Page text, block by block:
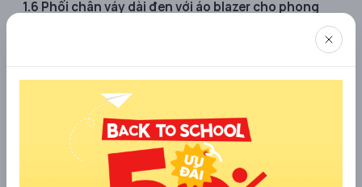
1.6 Phối chân váy dài đen với áo blazer cho phong
váy dài đen với áo blazer. Áo blazer tạo nên vẻ ngoài chỉn chu,
gặp gỡ đối tác. Bạn có thể chọn áo blazer đơn sắc hoặc có
những chi tiết như họa tiết kẻ sọc để tạo sự mới mẻ. Kết hợp
với một đôi giày cao gót đơn giản hoặc giày búp bê sẽ giúp bạn
trở nên tự tin và chuyên nghiệp hơn trong công việc.